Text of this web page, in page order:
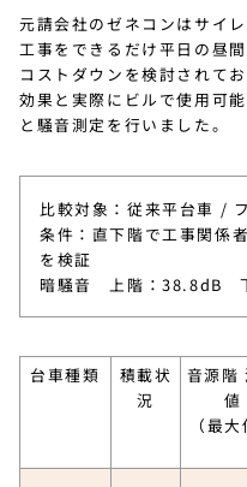
元請会社のゼネコンはサイ
工事をできるだけ平日の昼
コストダウンを検討されて
効果と実際にビルで使用可
と騒音測定を行いました。
比較対象：従来平台車 /
条件：直下階で工事関係
を検証
暗騒音 上階：38.8dB
台車種類
積載状
況
音源階
値
（最大